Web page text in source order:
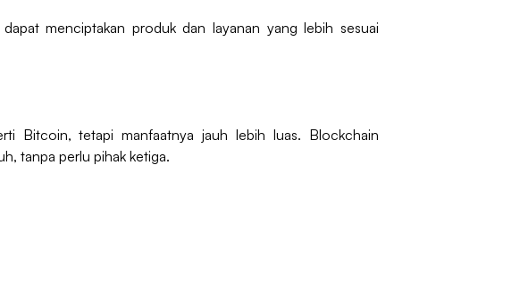
menciptakan produk dan layanan yang lebih sesuai
Bitcoin, tetapi manfaatnya jauh lebih luas. Blockchain
tanpa perlu pihak ketiga.